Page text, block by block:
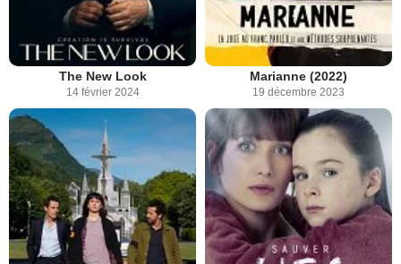
The New Look
14 février 2024
Marianne (2022)
19 décembre 2023